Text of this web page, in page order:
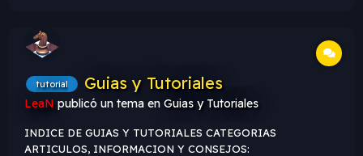
tutorial Guias y Tutoriales
LeaN publicó un tema en Guias y Tutoriales
INDICE DE GUIAS Y TUTORIALES CATEGORIAS
ARTICULOS, INFORMACION Y CONSEJOS: